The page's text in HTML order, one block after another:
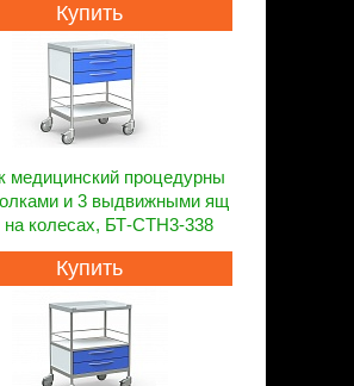
Купить
медицинский процедурны
и 3 выдвижными ящ
на колесах, БТ-СТН3-338
Купить